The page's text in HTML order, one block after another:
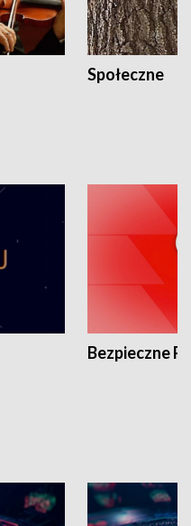
Społeczne
Bezpieczne